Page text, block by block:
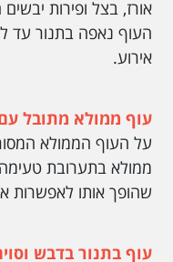
אורז, בצל ופירות
העוף נאפה בתנור עד
אירוע.
עוף ממולא מתובל
על העוף הממולא
ממולא בתערובת
שהופך אותו לאפשרות
עוף בתנור בדבש